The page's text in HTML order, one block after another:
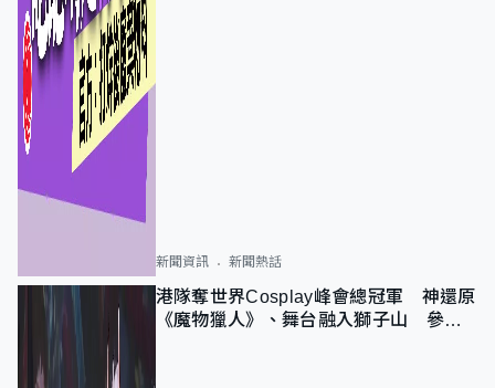
新聞資訊 新聞熱話
港隊奪世界Cosplay峰會總冠軍 神還原
《魔物獵人》、舞台融入獅子山 參賽